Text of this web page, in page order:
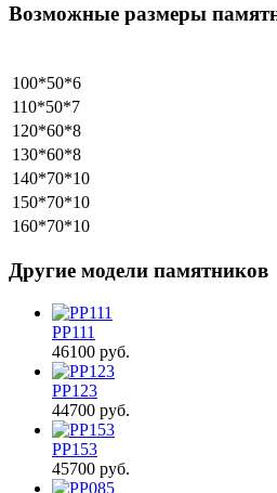
Возможные размеры
100*50*6
110*50*7
120*60*8
130*60*8
140*70*10
150*70*10
160*70*10
Другие модели памятников
PP111
46100 руб.
PP123
44700 руб.
PP153
45700 руб.